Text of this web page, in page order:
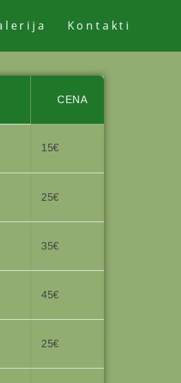
Kontakti
CENA
15€
25€
35€
45€
25€